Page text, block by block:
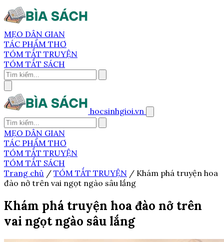
MẸO DÂN GIAN
TÁC PHẨM THƠ
TÓM TẮT TRUYỆN
TÓM TẮT SÁCH
hocsinhgioi.vn
MẸO DÂN GIAN
TÁC PHẨM THƠ
TÓM TẮT TRUYỆN
TÓM TẮT SÁCH
Trang chủ / TÓM TẮT TRUYỆN / Khám phá truyện hoa
đào nở trên vai ngọt ngào sâu lắng
Khám phá truyện hoa đào nở trên
vai ngọt ngào sâu lắng